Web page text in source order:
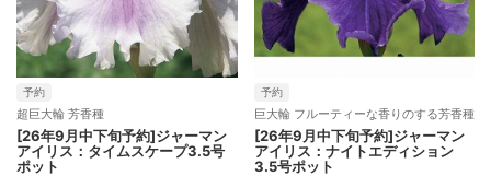
予約
超巨大輪 芳香種
[26年9月中下旬予約]ジャーマン
アイリス：タイムスケープ3.5号
ポット
予約
巨大輪 フルーティーな香りのする芳香種
[26年9月中下旬予約]ジャーマン
アイリス：ナイトエディション
3.5号ポット